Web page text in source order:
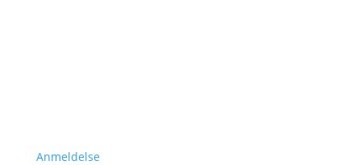
Anmeldelse